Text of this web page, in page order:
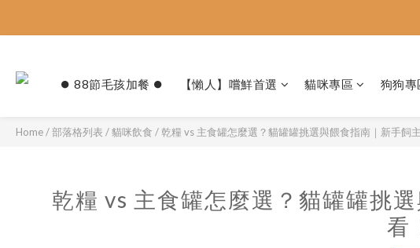
⏺︎ 88節毛孩加餐 ⏺︎ 【懶人】嚐鮮首選 貓咪專區 狗狗專
Home/部落格列表 /貓咪飲食 /乾糧 vs 主食罐怎麼選？貓罐罐挑選與餵食指南｜新手飼
乾糧 vs 主食罐怎麼選？貓罐罐挑
看